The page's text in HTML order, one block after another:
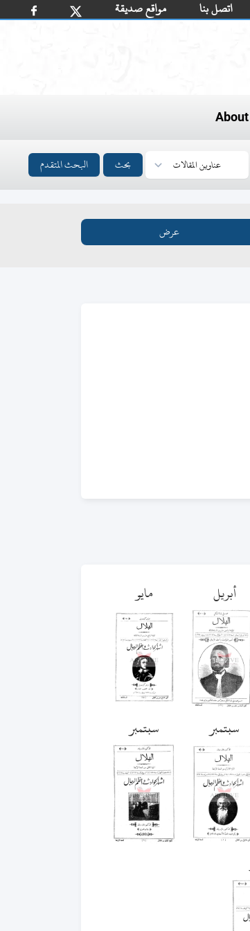
مواقع صديقة اتصل بنا
About
بحث البحث المتقدم
أبريل مايو
سبتمبر سبتمبر